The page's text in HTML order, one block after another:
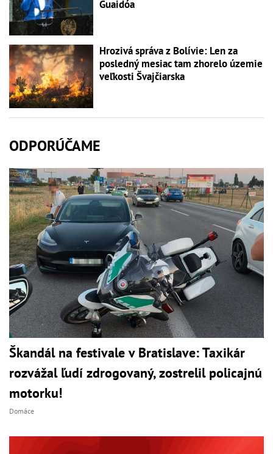
Guaidóa
Hrozivá správa z Bolívie: Len za
posledný mesiac tam zhorelo územie
veľkosti Švajčiarska
ODPORÚČAME
Škandál na festivale v Bratislave: Taxikár
rozvážal ľudí zdrogovaný, zostrelil policajnú
motorku!
Domáce